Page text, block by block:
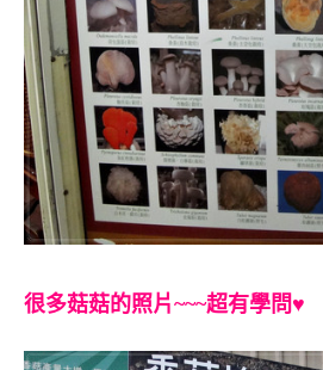
很多菇菇的照片~~~超有學問♥